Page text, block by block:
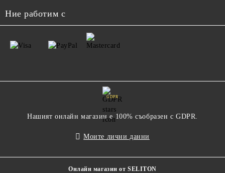
Ние работим с
GDPR
Нашият онлайн магазин е 100% съобразен с GDPR.
Моите лични данни
Онлайн магазин от SELITON